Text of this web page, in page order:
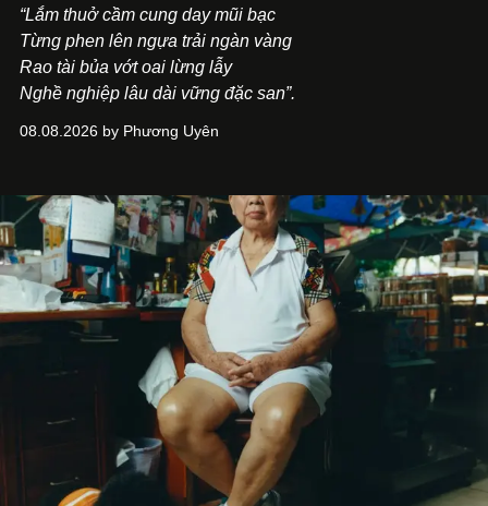
“Lắm thuở cầm cung day mũi bạc
Từng phen lên ngựa trải ngàn vàng
Rao tài bủa vớt oai lừng lẫy
Nghề nghiệp lâu dài vững đặc san”.
08.08.2026 by Phương Uyên